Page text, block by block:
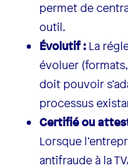
permet de
outil.
Évolutif :La
évoluer
doit pouvoir
processus
Certifié ou
Lorsque
antifraude à la